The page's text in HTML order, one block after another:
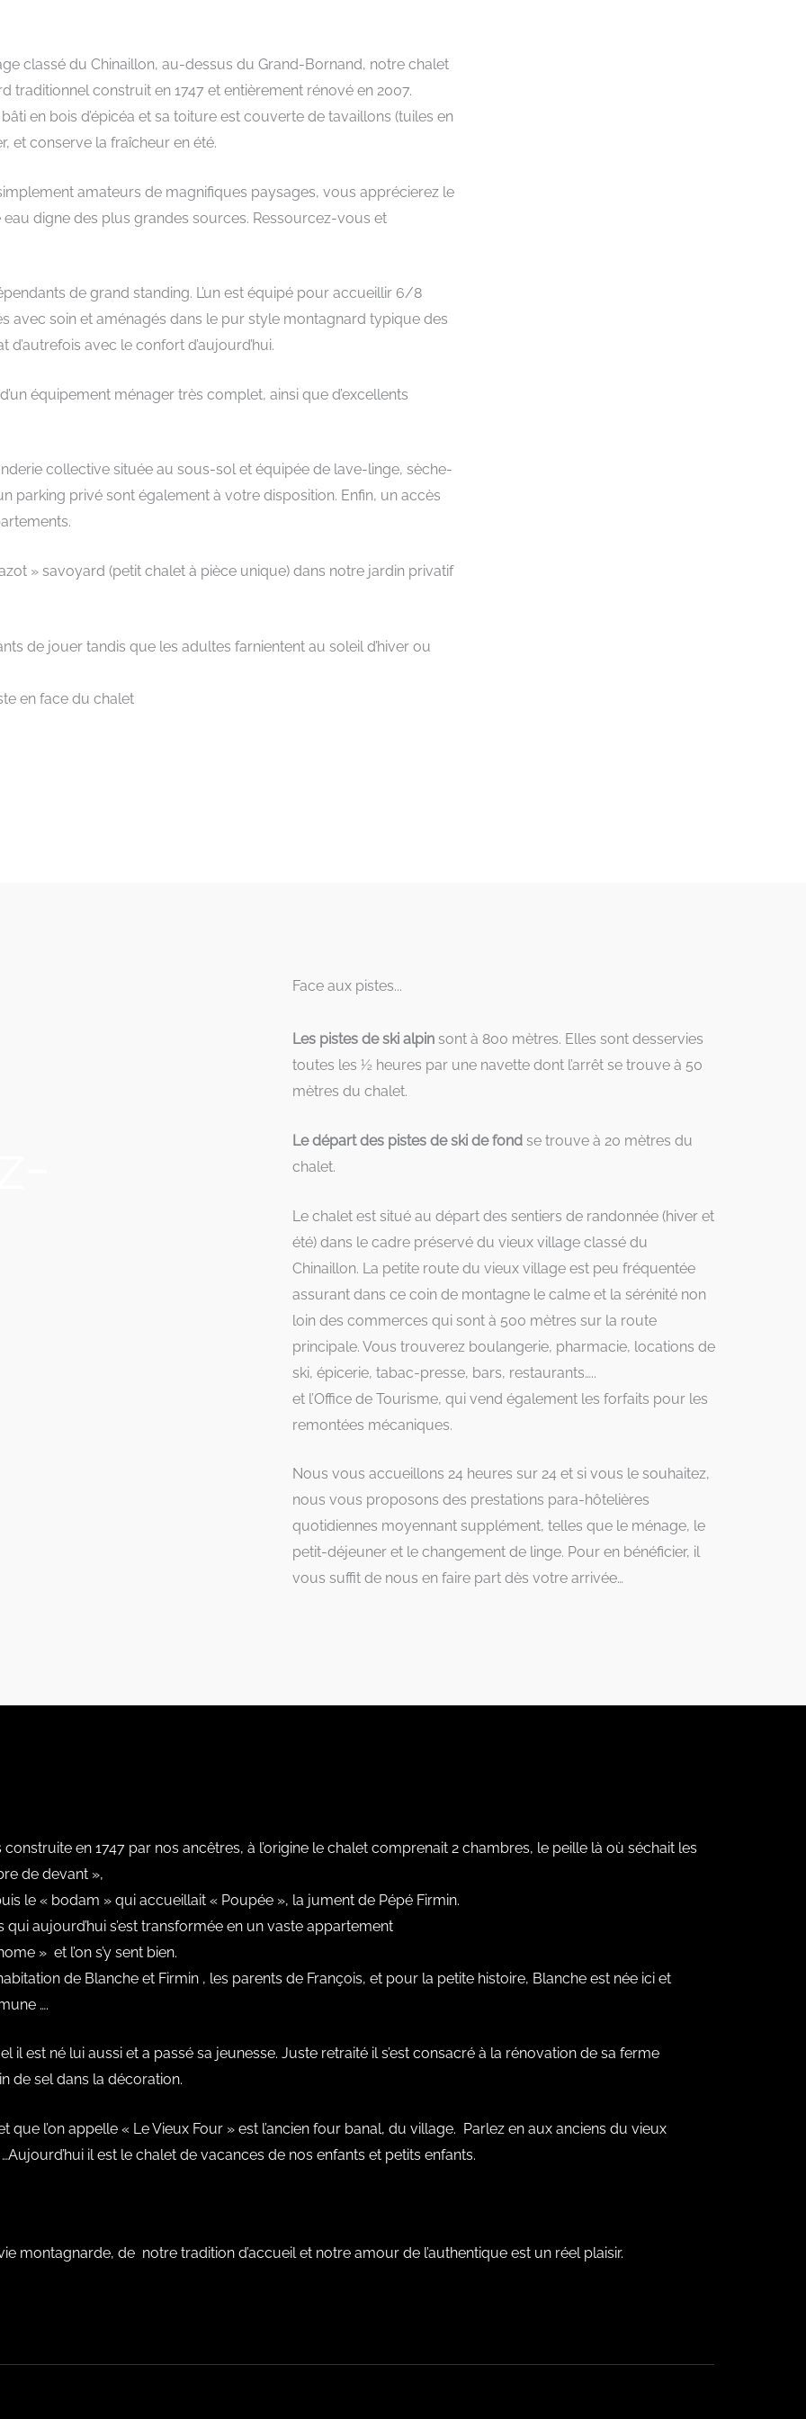
classé du Chinaillon, au-dessus du Grand-Bornand, notre chalet
traditionnel construit en 1747 et entièrement rénové en 2007.
en bois d’épicéa et sa toiture est couverte de tavaillons (tuiles en
et conserve la fraîcheur en été.
amateurs de magnifiques paysages, vous apprécierez le
digne des plus grandes sources. Ressourcez-vous et
de grand standing. L’un est équipé pour accueillir 6/8
avec soin et aménagés dans le pur style montagnard typique des
avec le confort d’aujourd’hui.
équipement ménager très complet, ainsi que d’excellents
collective située au sous-sol et équipée de lave-linge, sèche-
parking privé sont également à votre disposition. Enfin, un accès
» savoyard (petit chalet à pièce unique) dans notre jardin privatif
de jouer tandis que les adultes farnientent au soleil d’hiver ou
en face du chalet
Face aux pistes...
Les pistes de ski alpinsont à 800 mètres. Elles sont desservies
toutes les ½ heures par une navette dont l’arrêt se trouve à 50
mètres du chalet.
Le départ des pistes de ski de fondse trouve à 20 mètres du
chalet.
Le chalet est situé au départ des sentiers de randonnée (hiver et
été) dans le cadre préservé du vieux village classé du
Chinaillon. La petite route du vieux village est peu fréquentée
assurant dans ce coin de montagne le calme et la sérénité non
loin des commerces qui sont à 500 mètres sur la route
principale. Vous trouverez boulangerie, pharmacie, locations de
ski, épicerie, tabac-presse, bars, restaurants…..
et l’Office de Tourisme, qui vend également les forfaits pour les
remontées mécaniques.
Nous vous accueillons 24 heures sur 24 et si vous le souhaitez,
nous vous proposons des prestations para-hôtelières
quotidiennes moyennant supplément, telles que le ménage, le
petit-déjeuner et le changement de linge. Pour en bénéficier, il
vous suffit de nous en faire part dès votre arrivée…
construite en 1747 par nos ancêtres, à l’origine le chalet comprenait 2 chambres, le peille là où séchait les
de devant »,
le « bodam » qui accueillait « Poupée », la jument de Pépé Firmin.
aujourd’hui s’est transformée en un vaste appartement
» et l’on s’y sent bien.
de Blanche et Firmin , les parents de François, et pour la petite histoire, Blanche est née ici et
….
il est né lui aussi et a passé sa jeunesse. Juste retraité il s’est consacré à la rénovation de sa ferme
de sel dans la décoration.
que l’on appelle « Le Vieux Four » est l’ancien four banal, du village. Parlez en aux anciens du vieux
il est le chalet de vacances de nos enfants et petits enfants.
montagnarde, de notre tradition d’accueil et notre amour de l’authentique est un réel plaisir.